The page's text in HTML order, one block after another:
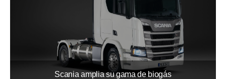
Scania amplia su gama de biogás